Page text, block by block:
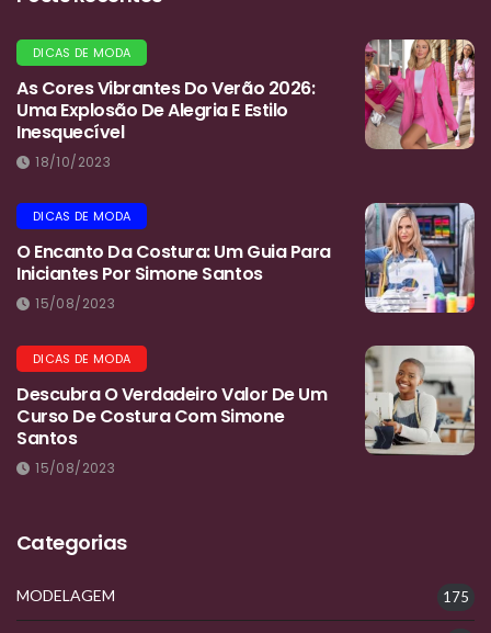
DICAS DE MODA
As Cores Vibrantes Do Verão 2026:
Uma Explosão De Alegria E Estilo
Inesquecível
18/10/2023
DICAS DE MODA
O Encanto Da Costura: Um Guia Para
Iniciantes Por Simone Santos
15/08/2023
DICAS DE MODA
Descubra O Verdadeiro Valor De Um
Curso De Costura Com Simone
Santos
15/08/2023
Categorias
MODELAGEM 175